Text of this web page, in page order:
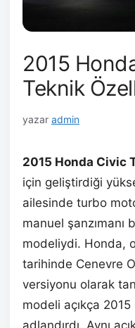
2015
Teknik
yazar admin
2015 Honda Civic
için geliştirdiği
ailesinde turbo
manuel şanzımanı
modeliydi. Honda,
tarihinde Cenevre
versiyonu olarak
modeli açıkça
adlandırdı. Aynı